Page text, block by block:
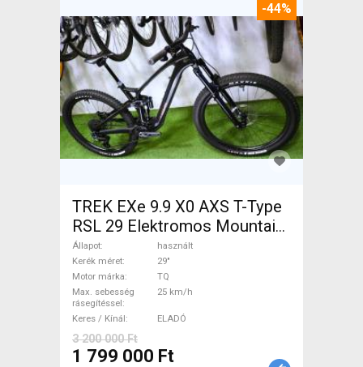
-44%
TREK EXe 9.9 X0 AXS T-Type
RSL 29 Elektromos Mountain
Bike 29" össztelós / fully TQ
használt ELADÓ
Állapot
használt
Kerék méret
29"
Motor márka
TQ
Max. sebesség
rásegítéssel
25 km/h
Keres / Kínál ELADÓ
3 200 000 Ft
1 799 000 Ft